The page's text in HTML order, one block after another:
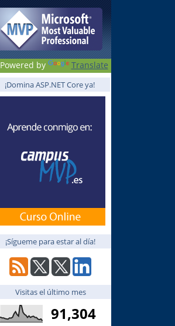
Powered by Translate
¡Domina ASP.NET Core ya!
¡Sígueme para estar al día!
Visitas el último mes
91,304